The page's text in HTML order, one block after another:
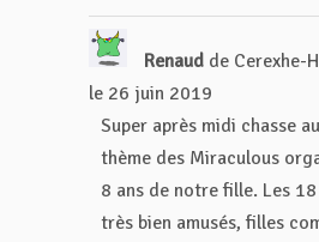
Renaud de Cerexhe-
le 26 juin 2019
Super après midi chasse
thème des Miraculous
8 ans de notre fille. Les
très bien amusés, filles